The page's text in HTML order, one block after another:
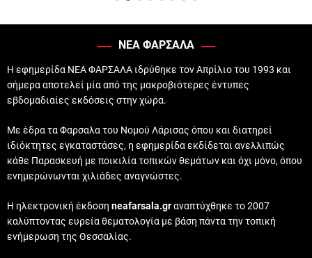
ΝΕΑ ΦΑΡΣΑΛΑ
Η εφημερίδα ΝΕΑ ΦΑΡΣΑΛΑ ιδρύθηκε τον Απρίλιο του 1993 και
σήμερα αποτελεί μία από της μακροβιότερες έντυπες
εβδομαδιαίες εκδόσεις στην χώρα.
Με έδρα τα Φαρσαλα του Νομού Λάρισας όπου και διατηρεί
ιδιόκτητες εγκαταστάσες, η εφημερίδα εκδίδεται ανελλιπώς
κάθε Παρασκευή με ποικιλία τοπικών θεμάτων και όχι μόνο, όπου
ενημερώνωνται χιλιάδες αναγνώστες.
Η ηλεκτρονική έκδοση neafarsala.grαναπτύχθηκε το 2007
καλύπτοντας ευρεία θεματολογία με βάση πάντα την τοπική
ενήμερωση της Θεσσαλίας.